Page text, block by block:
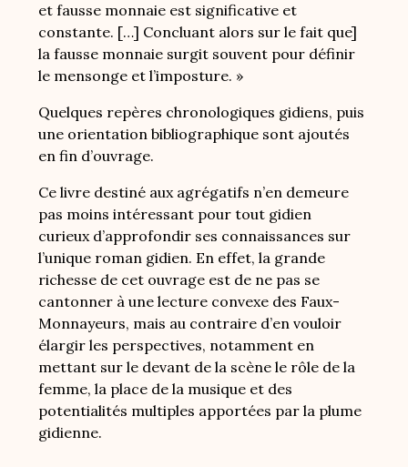
et fausse monnaie est significative et
constante. […] Concluant alors sur le fait que]
la fausse monnaie surgit souvent pour définir
le mensonge et l’imposture. »
Quelques repères chronologiques gidiens, puis
une orientation bibliographique sont ajoutés
en fin d’ouvrage.
Ce livre destiné aux agrégatifs n’en demeure
pas moins intéressant pour tout gidien
curieux d’approfondir ses connaissances sur
l’unique roman gidien. En effet, la grande
richesse de cet ouvrage est de ne pas se
cantonner à une lecture convexe des Faux-
Monnayeurs, mais au contraire d’en vouloir
élargir les perspectives, notamment en
mettant sur le devant de la scène le rôle de la
femme, la place de la musique et des
potentialités multiples apportées par la plume
gidienne.